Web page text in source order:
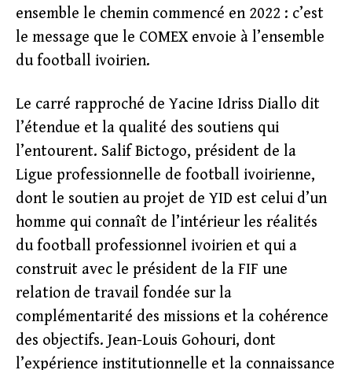
ensemble le chemin commencé en 2022 : c’est
le message que le COMEX envoie à l’ensemble
du football ivoirien.
Le carré rapproché de Yacine Idriss Diallo dit
l’étendue et la qualité des soutiens qui
l’entourent. Salif Bictogo, président de la
Ligue professionnelle de football ivoirienne,
dont le soutien au projet de YID est celui d’un
homme qui connaît de l’intérieur les réalités
du football professionnel ivoirien et qui a
construit avec le président de la FIF une
relation de travail fondée sur la
complémentarité des missions et la cohérence
des objectifs. Jean-Louis Gohouri, dont
l’expérience institutionnelle et la connaissance